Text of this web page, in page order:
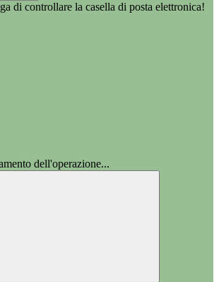
di controllare la casella di posta elettronica!
dell'operazione...